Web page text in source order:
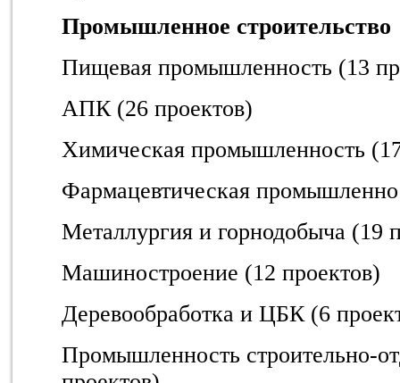
Промышленное строительство
Пищевая промышленность (13
АПК (26 проектов)
Химическая промышленность
Фармацевтическая
Металлургия и горнодобыча (19
Машиностроение (12 проектов)
Деревообработка и ЦБК (6
Промышленность строительно-